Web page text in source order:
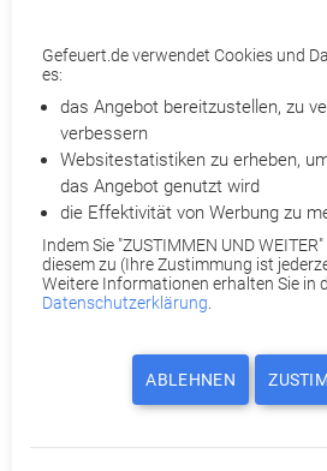
Mit dem Urteil des Arbeitsgerichts ist
Ökonom weitestgehend zufrieden:
Urteilsbegründung das Gendern nicht
es die Grundlage für diese Farce war.
Abmahnungen und der Kündigung ein
und die Klägerin konnte nicht zum
werden.“
Gefeuert.de macht sich für Ihre
Ihnen wurde gekündigt? Holen Sie
Bestmögliche mitGefeuert.deheraus.
Wandlung einer außerordentlichen
Gefeuert.de verwendet Cookies und
es:
das Angebot bereitzustellen, zu
verbessern
Websitestatistiken zu erheben,
das Angebot genutzt wird
die Effektivität von Werbung zu
Indem Sie "ZUSTIMMEN UND
diesem zu (Ihre Zustimmung ist
Weitere Informationen erhalten Sie in
Datenschutzerklärung
ABLEHNEN